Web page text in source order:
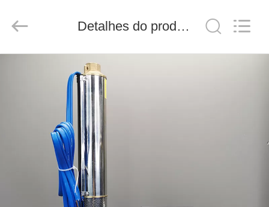
PRODUTOS
VÍDEOS
SOMOS
LTD.
Detalhes do produto